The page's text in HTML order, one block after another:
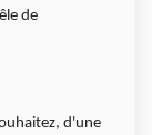
de
d'une